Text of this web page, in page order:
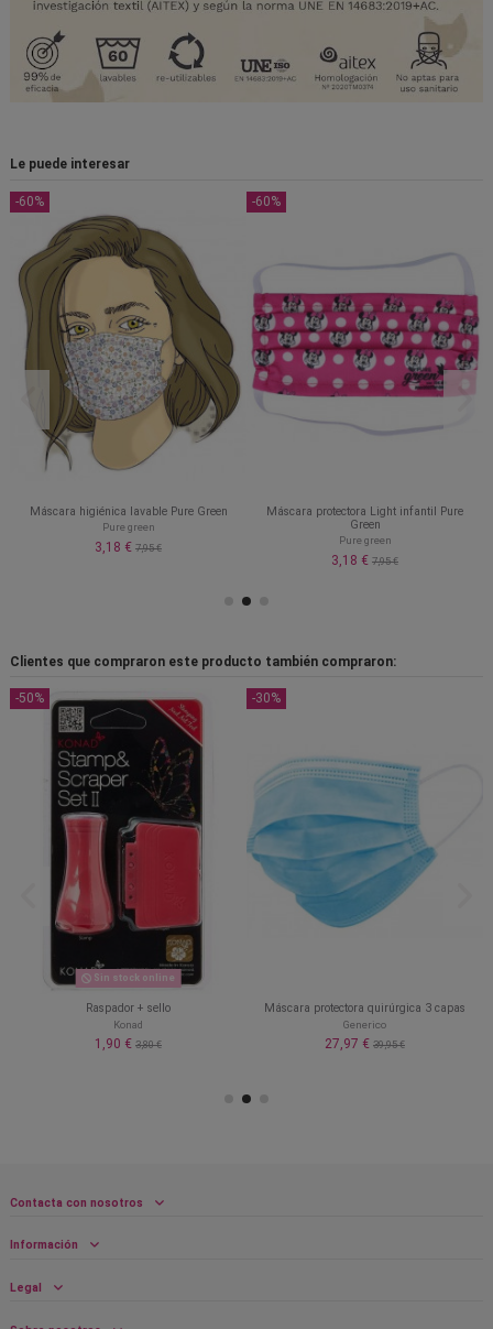
Le puede interesar
-60%
Máscara higiénica lavable Pure Green
Pure green
3,18 € 7,95 €
-60%
Máscara protectora Light infantil Pure
Green
Pure green
3,18 € 7,95 €
Clientes que compraron este producto también compraron:
-50%
Sin stock online
Raspador + sello
Konad
1,90 € 3,80 €
-30%
Máscara protectora quirúrgica 3 capas
Generico
27,97 € 39,95 €
Contacta con nosotros
Información
Legal